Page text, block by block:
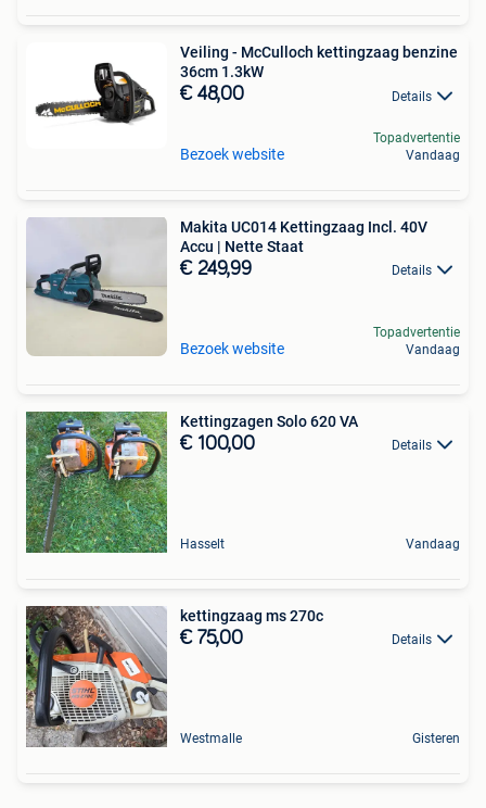
Veiling - McCulloch kettingzaag benzine
36cm 1.3kW
€ 48,00 Details
Bezoek website
Topadvertentie
Vandaag
Makita UC014 Kettingzaag Incl. 40V
Accu | Nette Staat
€ 249,99 Details
Bezoek website
Topadvertentie
Vandaag
Kettingzagen Solo 620 VA
€ 100,00 Details
Hasselt Vandaag
kettingzaag ms 270c
€ 75,00 Details
Westmalle Gisteren